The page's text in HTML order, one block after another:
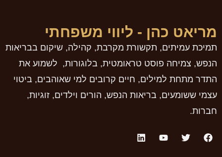
מריאט כהן - ליווי משפחתי
תמיכת עמיתים, תקשורת מקרבת, קהילה, שיקום בבריאות
הנפש, צמיחה פוסט טראומטית, בלוגורות, לשמוע את
התדר מתחת למילים, חיים קרובים למי שאוהבים, ביטוי
עצמי ששומעים, בריאות הנפש, הורים וילדים, זוגיות,
חברות.